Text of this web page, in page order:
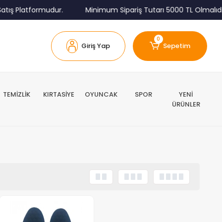
Platformudur. Minimum Sipariş Tutarı 5000 TL
Giriş Yap
0
Sepetim
TEMİZLİK KIRTASİYE OYUNCAK SPOR
YENİ
ÜRÜNLER